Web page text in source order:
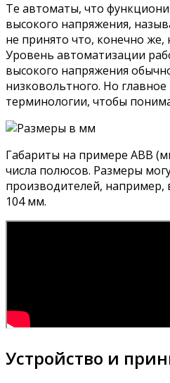
Те автоматы, что
высокого напряжения,
не принято что, конечно же,
Уровень автоматизации
высокого напряжения
низковольтного. Но главное
терминологии, чтобы
Габариты на примере ABB
числа полюсов. Размеры
производителей, например,
104 мм.
Устройство и